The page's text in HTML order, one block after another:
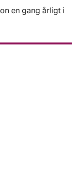
en gang årligt i